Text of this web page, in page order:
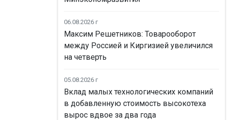
06.08.2026 г
Максим Решетников: Товарооборот
между Россией и Киргизией увеличился
на четверть
05.08.2026 г
Вклад малых технологических компаний
в добавленную стоимость высокотеха
вырос вдвое за два года